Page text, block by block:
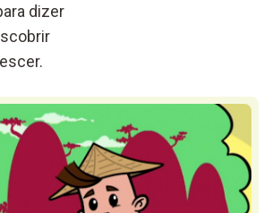
dizer